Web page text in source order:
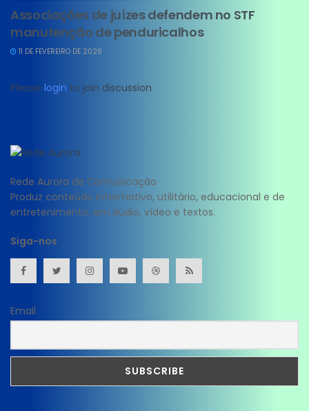
Associações de juízes defendem no STF
manutenção de penduricalhos
11 DE FEVEREIRO DE 2026
Please login to join discussion
Rede Aurora de Comunicação
Produz conteúdo informativo, utilitário, educacional e de
entretenimento; em áudio, vídeo e textos.
Siga-nos
Email